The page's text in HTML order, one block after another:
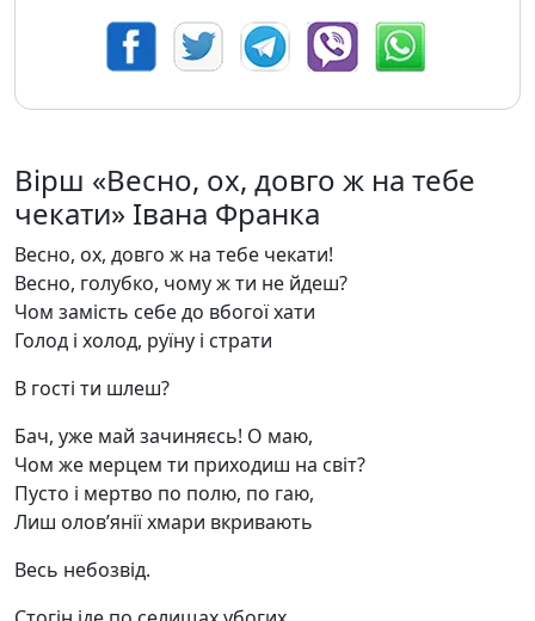
Вірш «Весно, ох, довго ж на тебе
чекати» Івана Франка
Весно, ох, довго ж на тебе чекати!
Весно, голубко, чому ж ти не йдеш?
Чом замість себе до вбогої хати
Голод і холод, руїну і страти
В гості ти шлеш?
Бач, уже май зачиняєсь! О маю,
Чом же мерцем ти приходиш на світ?
Пусто і мертво по полю, по гаю,
Лиш олов’янії хмари вкривають
Весь небозвід.